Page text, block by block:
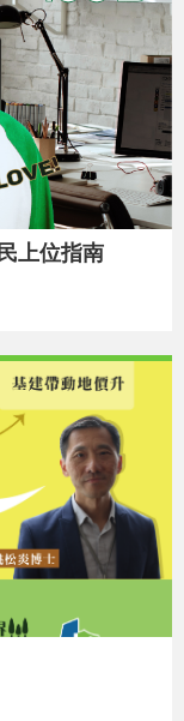
上位指南